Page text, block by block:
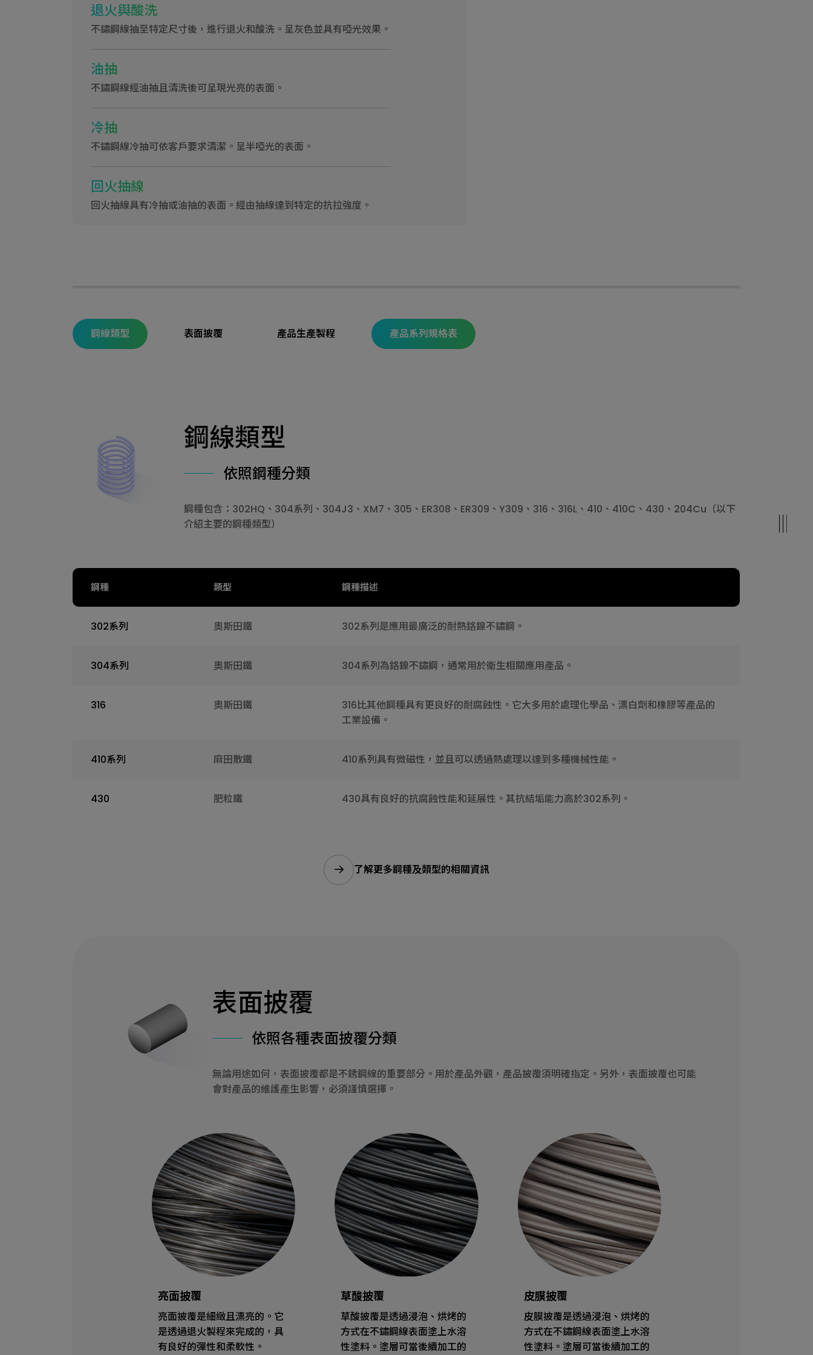
退火與酸洗
不鏽鋼線抽至特定尺寸後，進行退火和酸洗。呈灰色並具有啞光效果。
油抽
不鏽鋼線經油抽且清洗後可呈現光亮的表面。
冷抽
不鏽鋼線冷抽可依客戶要求清潔。呈半啞光的表面。
回火抽線
回火抽線具有冷抽或油抽的表面。經由抽線達到特定的抗拉強度。
鋼線類型 表面披覆 產品生產製程 產品系列規格表
鋼線類型
依照鋼種分類
鋼種包含：302HQ、304系列、304J3、XM7、305、ER308、ER309、Y309、316、316L、410、410C、430、204Cu（以下
介紹主要的鋼種類型）
鋼種 類型 鋼種描述
302系列 奧斯田鐵 302系列是應用最廣泛的耐熱鉻鎳不鏽鋼。
304系列 奧斯田鐵 304系列為鉻鎳不鏽鋼，通常用於衛生相關應用產品。
316 奧斯田鐵
316比其他鋼種具有更良好的耐腐蝕性。它大多用於處理化學品、漂白劑和橡膠等產品的
工業設備。
410系列 麻田散鐵 410系列具有微磁性，並且可以透過熱處理以達到多種機械性能。
430 肥粒鐵 430具有良好的抗腐蝕性能和延展性。其抗結垢能力高於302系列。
了解更多鋼種及類型的相關資訊
表面披覆
依照各種表面披覆分類
無論用途如何，表面披覆都是不銹鋼線的重要部分。用於產品外觀，產品披覆須明確指定。另外，表面披覆也可能
會對產品的維護產生影響，必須謹慎選擇。
亮面披覆
亮面披覆是細緻且漂亮的。它
是透過退火製程來完成的，具
有良好的彈性和柔軟性。
草酸披覆
草酸披覆是透過浸泡、烘烤的
方式在不鏽鋼線表面塗上水溶
性塗料。塗層可當後續加工的
皮膜披覆
皮膜披覆是透過浸泡、烘烤的
方式在不鏽鋼線表面塗上水溶
性塗料。塗層可當後續加工的